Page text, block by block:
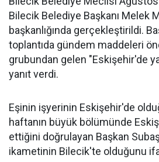
Bilecik Belediye Başkanı Melek
başkanlığında gerçekleştirildi.
toplantıda gündem maddeleri
grubundan gelen "Eskişehir'de
yanıt verdi.
Eşinin işyerinin Eskişehir'de
haftanın büyük bölümünde
ettiğini doğrulayan Başkan
ikametinin Bilecik'te olduğunu